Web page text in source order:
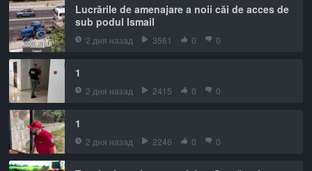
Lucrările de amenajare a noii căi de acces de
sub podul Ismail
2 дня назад 3561 0 0
1
2 дня назад 2415 0 0
1
2 дня назад 2246 0 0